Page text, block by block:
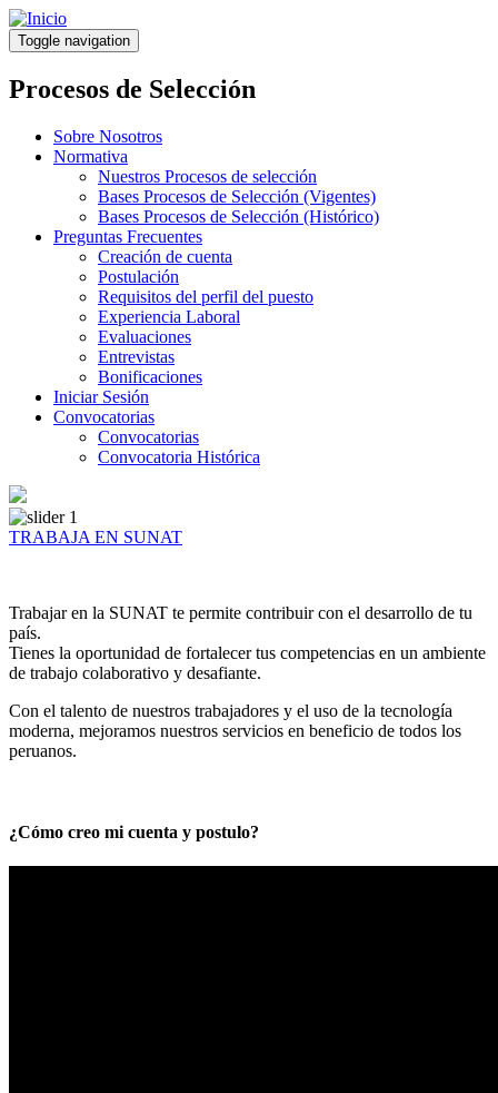
Pasar
al
contenido
principal
Toggle navigation
Procesos de Selección
Sobre Nosotros
Normativa
Nuestros Procesos de selección
Bases Procesos de Selección (Vigentes)
Bases Procesos de Selección (Histórico)
Preguntas Frecuentes
Creación de cuenta
Postulación
Requisitos del perfil del puesto
Experiencia Laboral
Evaluaciones
Entrevistas
Bonificaciones
Iniciar Sesión
Convocatorias
Convocatorias
Convocatoria Histórica
TRABAJA EN SUNAT
Trabajar en la SUNAT te permite contribuir con el desarrollo de tu
país.
Tienes la oportunidad de fortalecer tus competencias en un ambiente
de trabajo colaborativo y desafiante.
Con el talento de nuestros trabajadores y el uso de la tecnología
moderna, mejoramos nuestros servicios en beneficio de todos los
peruanos.
¿Cómo creo mi cuenta y postulo?